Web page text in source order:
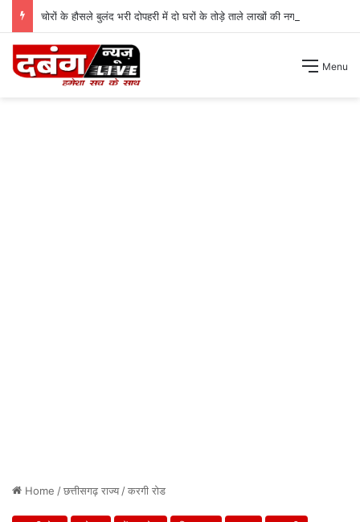
Menu
Home /छत्तीसगढ़ राज्य/करगी रोड